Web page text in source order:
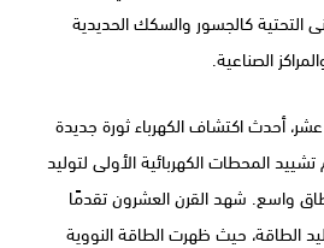
التحتية كالجسور والسكك الحديدية
الصناعية.
أحدث اكتشاف الكهرباء ثورة جديدة
المحطات الكهربائية الأولى لتوليد
واسع. شهد القرن العشرون تقدمًا
الطاقة، حيث ظهرت الطاقة النووية